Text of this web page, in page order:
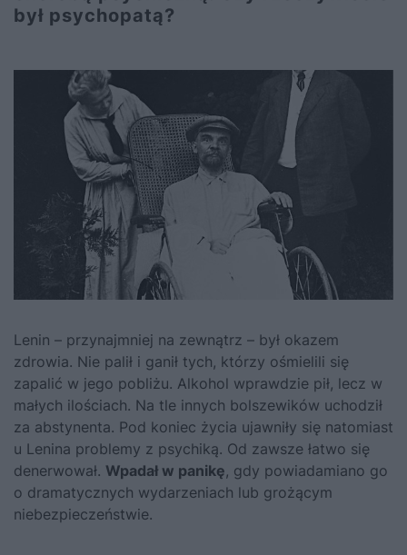
był psychopatą?
Lenin – przynajmniej na zewnątrz – był okazem
zdrowia. Nie palił i ganił tych, którzy ośmielili się
zapalić w jego pobliżu. Alkohol wprawdzie pił, lecz w
małych ilościach. Na tle innych bolszewików uchodził
za abstynenta. Pod koniec życia ujawniły się natomiast
u Lenina problemy z psychiką. Od zawsze łatwo się
denerwował. Wpadał w panikę, gdy powiadamiano go
o dramatycznych wydarzeniach lub grożącym
niebezpieczeństwie.